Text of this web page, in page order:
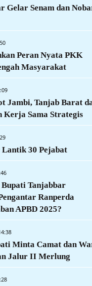
Gelar Senam dan
Peran Nyata PKK
Masyarakat
Jambi, Tanjab Barat
Kerja Sama Strategis
30 Pejabat
Tanjabbar
Ranperda
APBD 2025?
Minta Camat dan
Jalur II Merlung